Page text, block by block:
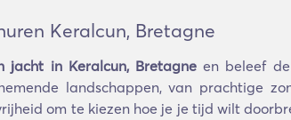
Keralcun, Bretagne
jacht in Keralcun, Bretagneen beleef de
landschappen, van prachtige
om te kiezen hoe je je tijd wilt